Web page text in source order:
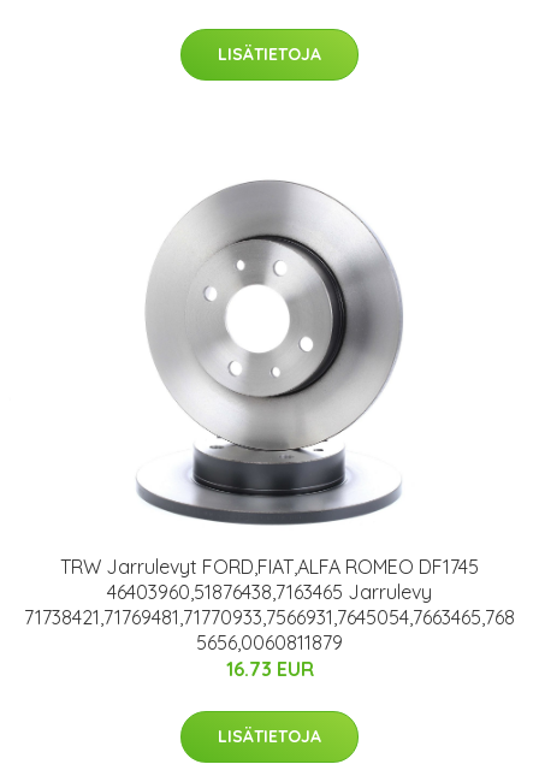
LISÄTIETOJA
TRW Jarrulevyt FORD,FIAT,ALFA ROMEO DF1745
46403960,51876438,7163465 Jarrulevy
71738421,71769481,71770933,7566931,7645054,7663465,768
5656,0060811879
16.73 EUR
LISÄTIETOJA